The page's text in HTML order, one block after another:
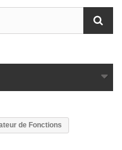
de Fonctions